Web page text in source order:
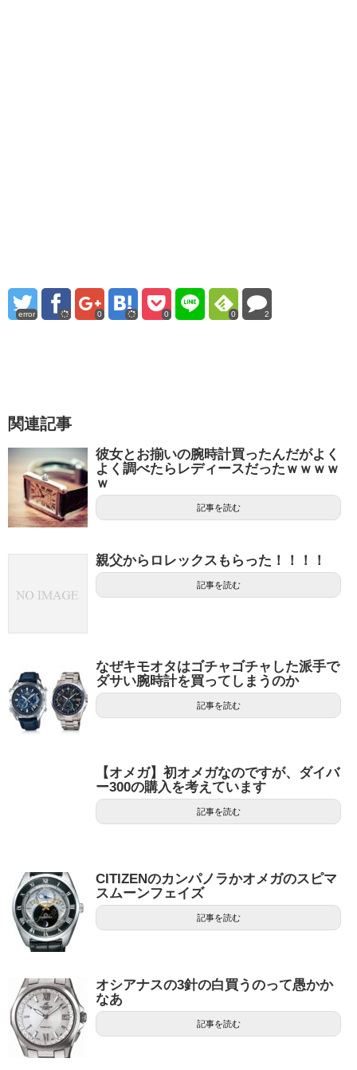
error 0 0 0 2
関連記事
彼女とお揃いの腕時計買ったんだがよく
よく調べたらレディースだったｗｗｗｗ
ｗ
記事を読む
親父からロレックスもらった！！！！
記事を読む
なぜキモオタはゴチャゴチャした派手で
ダサい腕時計を買ってしまうのか
記事を読む
【オメガ】初オメガなのですが、ダイバ
ー300の購入を考えています
記事を読む
CITIZENのカンパノラかオメガのスピマ
スムーンフェイズ
記事を読む
オシアナスの3針の白買うのって愚かか
なあ
記事を読む